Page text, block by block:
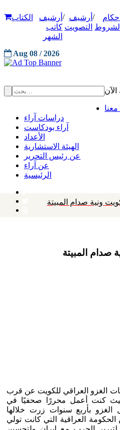
/ أرشيف
التصويت
/ أرشيف
كاتب
الشهر
الكتاب
Aug 08 / 2026
دراسات آراء
آراء بودكاست
الأعداد
الهيئة الاستشارية
عن رئيس التحرير
عن آراء
الرئيسية
ونية صدام المبيتة
صدام المبيتة
الغزو العراقي للكويت عن قرب
كنت أعمل محررًا صحفيًا في
الغزو بأربع سنوات زرت خلالها
العراقية التي كانت تولي